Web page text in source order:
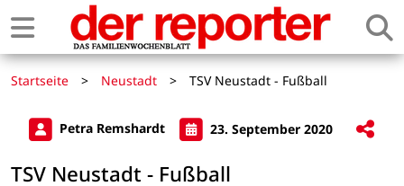
Startseite > Neustadt > TSV Neustadt - Fußball
Petra Remshardt 23. September 2020
TSV Neustadt - Fußball